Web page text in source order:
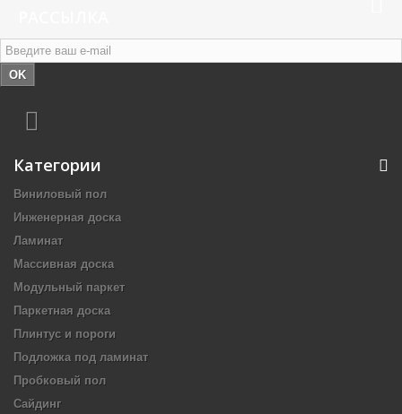
OK
Категории
Виниловый пол
Инженерная доска
Ламинат
Массивная доска
Модульный паркет
Паркетная доска
Плинтус и пороги
Подложка под ламинат
Пробковый пол
Сайдинг